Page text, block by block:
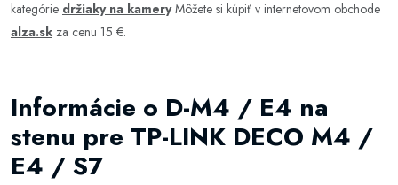
kategórie držiaky na kameryMôžete si kúpiť v internetovom obchode
alza.sk za cenu 15 €.
Informácie o D-M4 / E4 na
stenu pre TP-LINK DECO M4 /
E4 / S7